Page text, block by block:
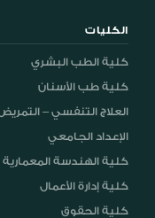
الكليات
كلية الطب البشري
كلية طب الأسنان
العلاج التنفسي –
الإعداد الجامعي
كلية الهندسة المعمارية
كلية إدارة الأعمال
كلية الحقوق